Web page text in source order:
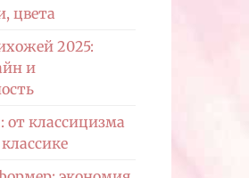
цвета
2025:
и
от классицизма